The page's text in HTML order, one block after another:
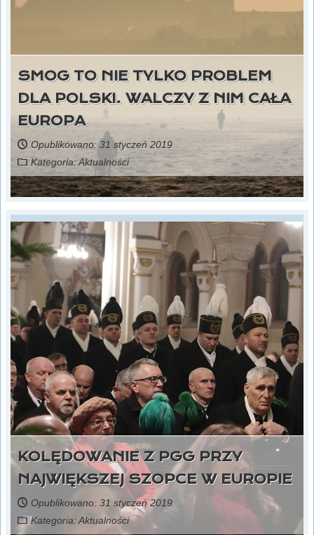
SMOG TO NIE TYLKO PROBLEM
DLA POLSKI. WALCZY Z NIM CAŁA
EUROPA
Opublikowano: 31 styczeń 2019
Kategoria:Aktualności
KOLĘDOWANIE Z PGG PRZY
NAJWIĘKSZEJ SZOPCE W EUROPIE
Opublikowano: 31 styczeń 2019
Kategoria:Aktualności